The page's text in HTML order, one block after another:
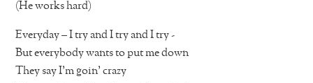
(He works hard)
Everyday – I try and I try and I try -
But everybody wants to put me down
They say I’m goin’ crazy